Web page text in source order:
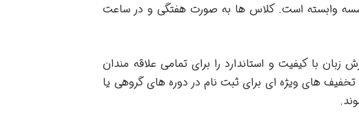
آموزشی موسسه وابسته است. کلاس ها به صورت هفتگی و در ساعت
با کیفیت و استاندارد را برای تمامی علاقه مندان
های ویژه ای برای ثبت نام در دوره های گروهی یا